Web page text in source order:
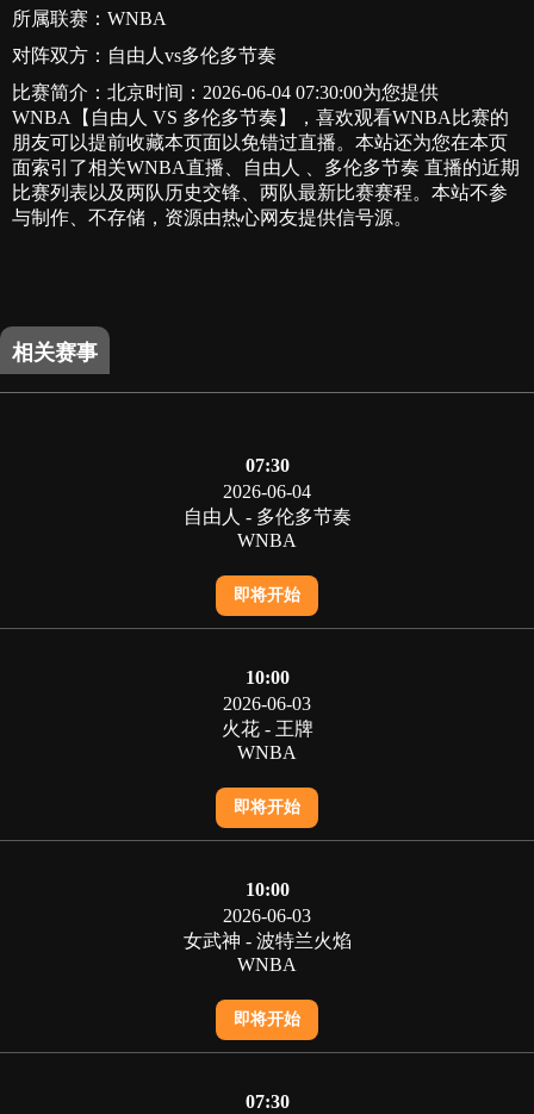
所属联赛： WNBA
对阵双方：自由人vs多伦多节奏
比赛简介：北京时间：2026-06-04 07:30:00为您提供
WNBA【自由人 VS 多伦多节奏】，喜欢观看WNBA比赛的
朋友可以提前收藏本页面以免错过直播。本站还为您在本页
面索引了相关WNBA直播、自由人 、多伦多节奏 直播的近期
比赛列表以及两队历史交锋、两队最新比赛赛程。本站不参
与制作、不存储，资源由热心网友提供信号源。
相关赛事
07:30
2026-06-04
自由人 - 多伦多节奏
WNBA
即将开始
10:00
2026-06-03
火花 - 王牌
WNBA
即将开始
10:00
2026-06-03
女武神 - 波特兰火焰
WNBA
即将开始
07:30